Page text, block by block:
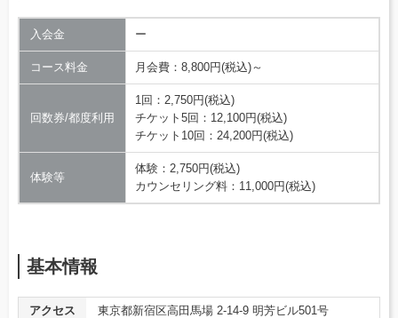
入会金 ー
コース料金 月会費：8,800円(税込)～
回数券/都度利用
1回：2,750円(税込)
チケット5回：12,100円(税込)
チケット10回：24,200円(税込)
体験等
体験：2,750円(税込)
カウンセリング料：11,000円(税込)
基本情報
アクセス
東京都新宿区高田馬場 2-14-9 明芳ビル501号